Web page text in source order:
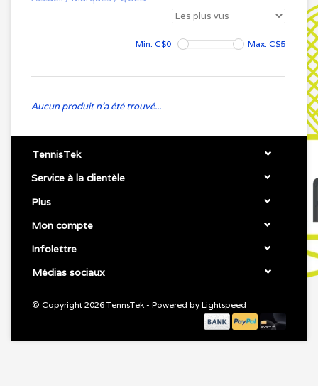
Min: C$0 Max: C$5
Aucun produit n'a été trouvé...
TennisTek
Service à la clientèle
Plus
Mon compte
Infolettre
Médias sociaux
© Copyright 2026 TennsTek - Powered by Lightspeed